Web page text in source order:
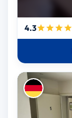
4.3